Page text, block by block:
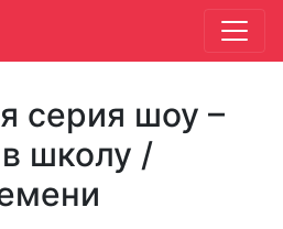
серия шоу –
школу /